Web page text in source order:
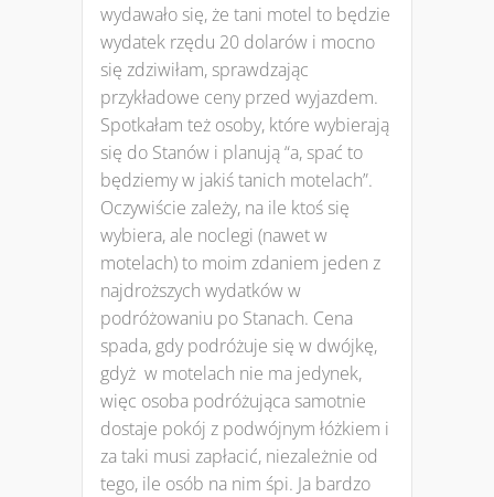
wydawało się, że tani motel to będzie
wydatek rzędu 20 dolarów i mocno
się zdziwiłam, sprawdzając
przykładowe ceny przed wyjazdem.
Spotkałam też osoby, które wybierają
się do Stanów i planują “a, spać to
będziemy w jakiś tanich motelach”.
Oczywiście zależy, na ile ktoś się
wybiera, ale noclegi (nawet w
motelach) to moim zdaniem jeden z
najdroższych wydatków w
podróżowaniu po Stanach. Cena
spada, gdy podróżuje się w dwójkę,
gdyż w motelach nie ma jedynek,
więc osoba podróżująca samotnie
dostaje pokój z podwójnym łóżkiem i
za taki musi zapłacić, niezależnie od
tego, ile osób na nim śpi. Ja bardzo